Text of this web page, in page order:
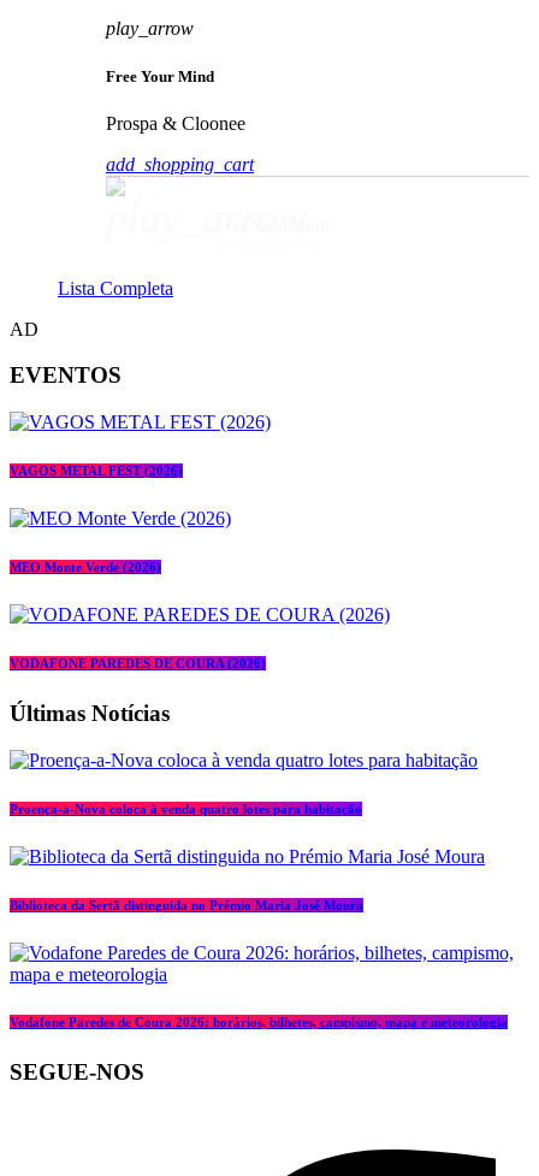
play_arrow
Free Your Mind
Prospa & Cloonee
add_shopping_cart
Lista Completa
AD
EVENTOS
VAGOS METAL FEST (2026)
MEO Monte Verde (2026)
VODAFONE PAREDES DE COURA (2026)
Últimas Notícias
Proença-a-Nova coloca à venda quatro lotes para habitação
Biblioteca da Sertã distinguida no Prémio Maria José Moura
Vodafone Paredes de Coura 2026: horários, bilhetes, campismo, mapa e meteorologia
SEGUE-NOS